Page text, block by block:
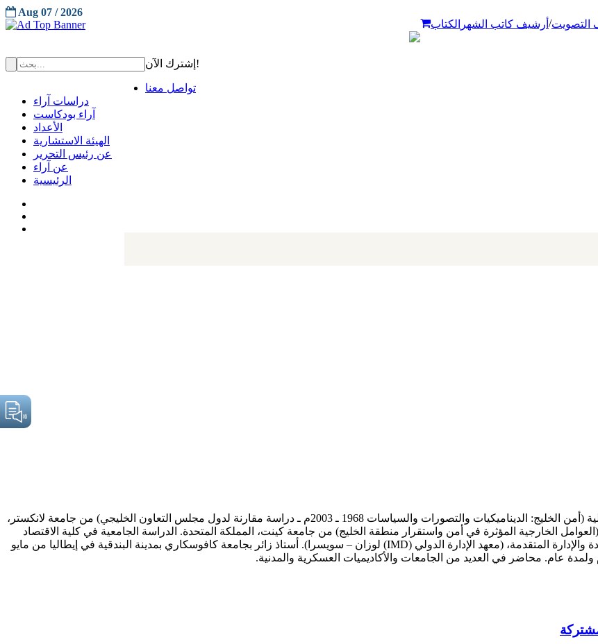
التصويت/ أرشيف كاتب الشهر الكتاب
Aug 07 / 2026
إشترك الآن!
تواصل معنا
دراسات آراء
آراء بودكاست
الأعداد
الهيئة الاستشارية
عن رئيس التحرير
عن آراء
الرئيسية
رئيس مركز الخليج للأبحاث حاصل على الدكتوراه في العلاقات الدولية (أمن الخليج: الديناميكيات والتصورات والسياسات 1968 ـ 2003م ـ دراسة مقارنة لدول مجلس التعاون الخليجي) من جامعة لانكستر،
الخارجية المؤثرة في أمن واستقرار منطقة الخليج) من جامعة كينت، المملكة المتحدة. الدراسة الجامعية في كلية الاقتصاد
والإدارة بجامعة الملك عبد العزيز بجدة. دورات تدريبية في مجال القيادة والإدارة المتقدمة، (معهد الإدارة الدولي (IMD) لوزان – سويسرا). أستاذ زائر بجامعة كافوسكاري بمدينة البندقية في إيطاليا من مايو